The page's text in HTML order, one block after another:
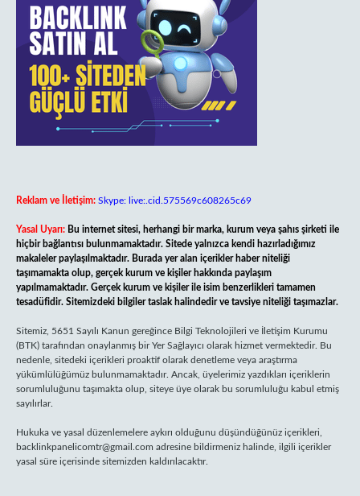
Reklam ve İletişim: Skype: live:.cid.575569c608265c69
Yasal Uyarı: Bu internet sitesi, herhangi bir marka, kurum veya şahıs şirketi ile
hiçbir bağlantısı bulunmamaktadır. Sitede yalnızca kendi hazırladığımız
makaleler paylaşılmaktadır. Burada yer alan içerikler haber niteliği
taşımamakta olup, gerçek kurum ve kişiler hakkında paylaşım
yapılmamaktadır. Gerçek kurum ve kişiler ile isim benzerlikleri tamamen
tesadüfidir. Sitemizdeki bilgiler taslak halindedir ve tavsiye niteliği taşımazlar.
Sitemiz, 5651 Sayılı Kanun gereğince Bilgi Teknolojileri ve İletişim Kurumu
(BTK) tarafından onaylanmış bir Yer Sağlayıcı olarak hizmet vermektedir. Bu
nedenle, sitedeki içerikleri proaktif olarak denetleme veya araştırma
yükümlülüğümüz bulunmamaktadır. Ancak, üyelerimiz yazdıkları içeriklerin
sorumluluğunu taşımakta olup, siteye üye olarak bu sorumluluğu kabul etmiş
sayılırlar.
Hukuka ve yasal düzenlemelere aykırı olduğunu düşündüğünüz içerikleri,
backlinkpanelicomtr@gmail.com adresine bildirmeniz halinde, ilgili içerikler
yasal süre içerisinde sitemizden kaldırılacaktır.